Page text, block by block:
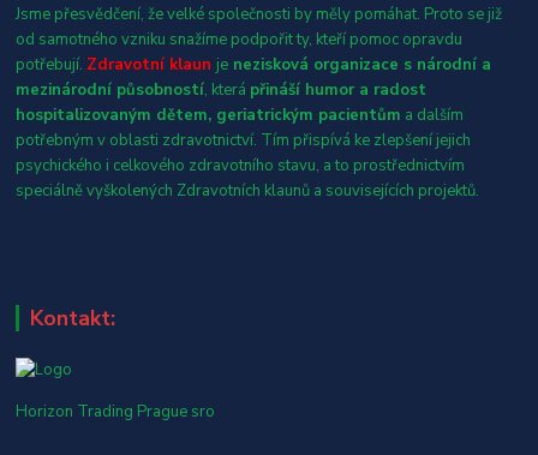
Jsme přesvědčení, že velké společnosti by měly pomáhat. Proto se již
od samotného vzniku snažíme podpořit ty, kteří pomoc opravdu
potřebují. Zdravotní klaun je nezisková organizace s národní a
mezinárodní působností, která přináší humor a radost
hospitalizovaným dětem, geriatrickým pacientům a dalším
potřebným v oblasti zdravotnictví. Tím přispívá ke zlepšení jejich
psychického i celkového zdravotního stavu, a to prostřednictvím
speciálně vyškolených Zdravotních klaunů a souvisejících projektů.
Kontakt:
Horizon Trading Prague sro